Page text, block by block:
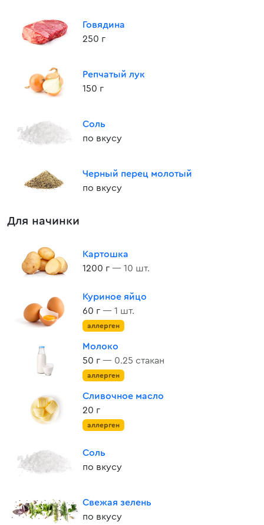
Говядина
250 г
Репчатый лук
150 г
Соль
по вкусу
Черный перец молотый
по вкусу
Для начинки
Картошка
1200 г — 10 шт.
Куриное яйцо
60 г — 1 шт.
аллерген
Молоко
50 г — 0.25 стакан
аллерген
Сливочное масло
20 г
аллерген
Соль
по вкусу
Свежая зелень
по вкусу